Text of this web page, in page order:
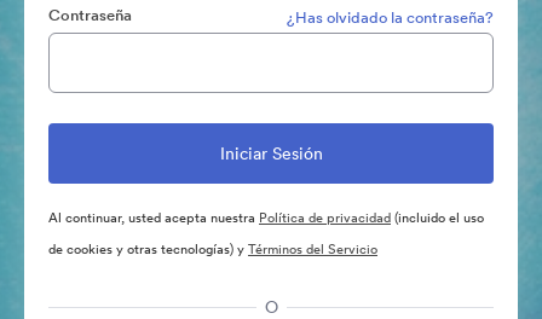
Contraseña ¿Has olvidado la contraseña?
Al continuar, usted acepta nuestra Política de privacidad(incluido el uso
de cookies y otras tecnologías) yTérminos del Servicio
O